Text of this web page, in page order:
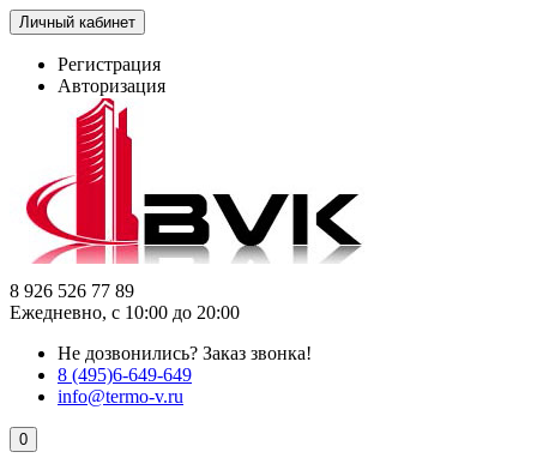
Личный кабинет
Регистрация
Авторизация
8 926 526 77 89
Ежедневно, с 10:00 до 20:00
Не дозвонились? Заказ звонка!
8 (495)6-649-649
info@termo-v.ru
0